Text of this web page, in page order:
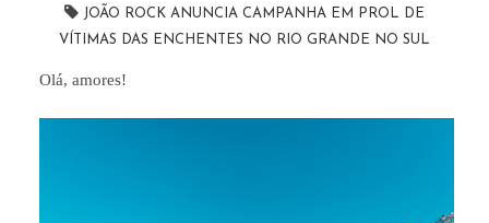
JOÃO ROCK ANUNCIA CAMPANHA EM PROL DE
VÍTIMAS DAS ENCHENTES NO RIO GRANDE NO SUL
Olá, amores!